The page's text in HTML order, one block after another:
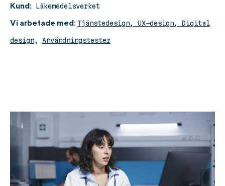
Kund: Läkemedelsverket
Vi arbetade med: Tjänstedesign, UX-design, Digital
design, Användningstester